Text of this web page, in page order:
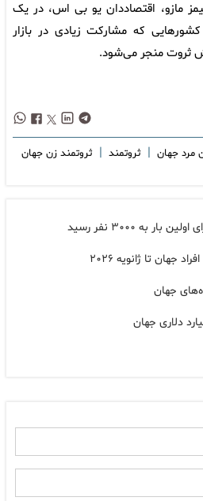
مازو، اقتصاددان یو بی اس، در یک
که مشارکت زیادی در بازار
ثروت منجر می‌شود.
مرد جهان | ثروتمند | ثروتمند زن جهان
به ۳۰۰۰ نفر رسید
جهان تا ژانویه ۲۰۲۶
جهان